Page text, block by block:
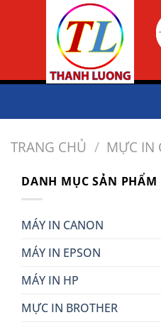
TRANG CHỦ / MỰC IN
DANH MỤC SẢN PHẨM
MÁY IN CANON
MÁY IN EPSON
MÁY IN HP
MỰC IN BROTHER